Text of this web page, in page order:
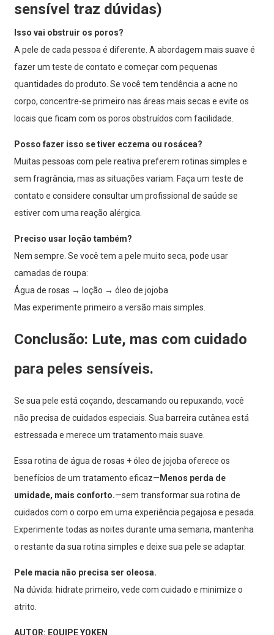
sensível traz dúvidas)
Isso vai obstruir os poros?
A pele de cada pessoa é diferente. A abordagem mais suave é
fazer um teste de contato e começar com pequenas
quantidades do produto. Se você tem tendência a acne no
corpo, concentre-se primeiro nas áreas mais secas e evite os
locais que ficam com os poros obstruídos com facilidade.
Posso fazer isso se tiver eczema ou rosácea?
Muitas pessoas com pele reativa preferem rotinas simples e
sem fragrância, mas as situações variam. Faça um teste de
contato e considere consultar um profissional de saúde se
estiver com uma reação alérgica.
Preciso usar loção também?
Nem sempre. Se você tem a pele muito seca, pode usar
camadas de roupa:
Água de rosas → loção → óleo de jojoba
Mas experimente primeiro a versão mais simples.
Conclusão: Lute, mas com cuidado
para peles sensíveis.
Se sua pele está coçando, descamando ou repuxando, você
não precisa de cuidados especiais. Sua barreira cutânea está
estressada e merece um tratamento mais suave.
Essa rotina de água de rosas + óleo de jojoba oferece os
benefícios de um tratamento eficaz— Menos perda de
umidade, mais conforto.—sem transformar sua rotina de
cuidados com o corpo em uma experiência pegajosa e pesada.
Experimente todas as noites durante uma semana, mantenha
o restante da sua rotina simples e deixe sua pele se adaptar.
Pele macia não precisa ser oleosa.
Na dúvida: hidrate primeiro, vede com cuidado e minimize o
atrito.
AUTOR: EQUIPE YOKEN